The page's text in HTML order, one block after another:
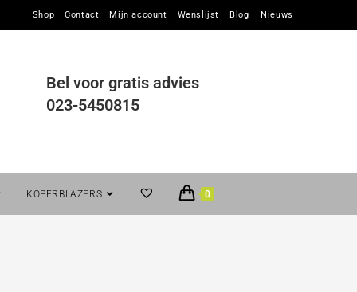
Shop Contact Mijn account Wenslijst Blog – Nieuws
Bel voor gratis advies
023-5450815
KOPERBLAZERS 0